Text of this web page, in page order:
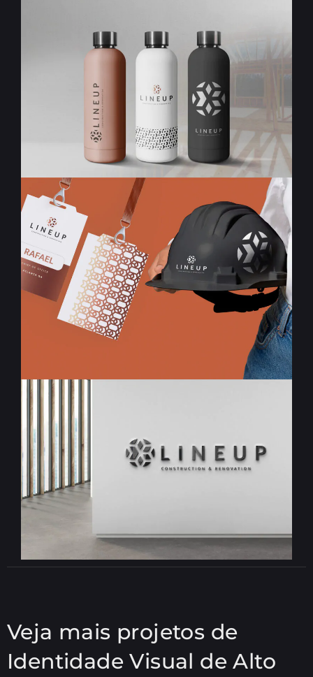
Veja mais projetos de
Identidade Visual de Alto